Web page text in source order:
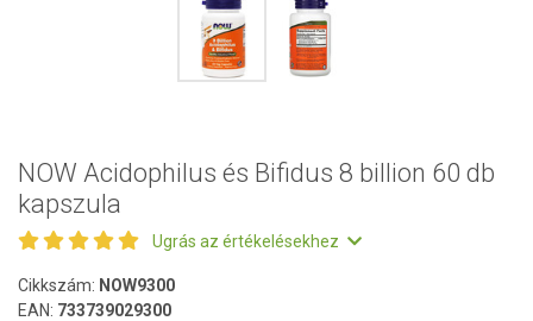
NOW Acidophilus és Bifidus 8 billion 60 db
kapszula
Ugrás az értékelésekhez
Cikkszám: NOW9300
EAN: 733739029300